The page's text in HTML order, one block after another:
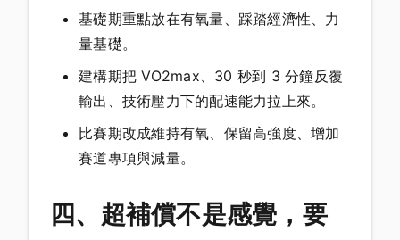
基礎期重點放在有氧量、踩踏經濟性、力
量基礎。
建構期把 VO2max、30 秒到 3 分鐘反覆
輸出、技術壓力下的配速能力拉上來。
比賽期改成維持有氧、保留高強度、增加
賽道專項與減量。
四、超補償不是感覺，要